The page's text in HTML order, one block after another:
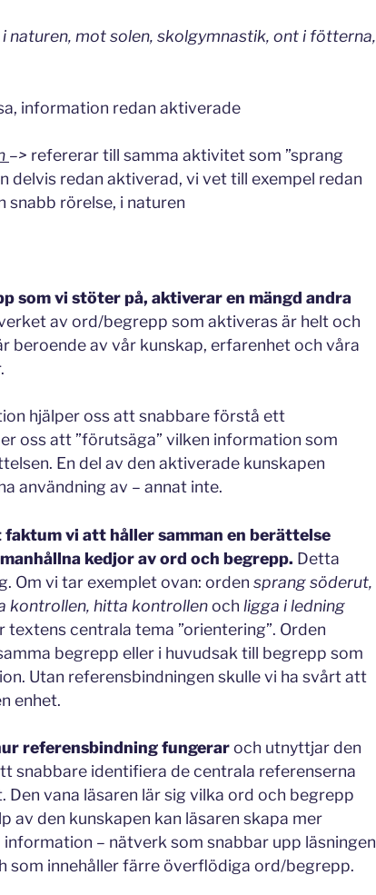
i naturen, mot solen, skolgymnastik, ont i fötterna,
information redan aktiverade
–> refererar till samma aktivitet som ”sprang
delvis redan aktiverad, vi vet till exempel redan
snabb rörelse, i naturen
som vi stöter på, aktiverar en mängd andra
av ord/begrepp som aktiveras är helt och
beroende av vår kunskap, erfarenhet och våra
hjälper oss att snabbare förstå ett
oss att ”förutsäga” vilken information som
En del av den aktiverade kunskapen
användning av – annat inte.
vi att håller samman en berättelse
kedjor av ord och begrepp. Detta
Om vi tar exemplet ovan: orden sprang söderut,
kontrollen, hitta kontrollenoch ligga i ledning
textens centrala tema ”orientering”. Orden
begrepp eller i huvudsak till begrepp som
Utan referensbindningen skulle vi ha svårt att
enhet.
referensbindning fungeraroch utnyttjar den
snabbare identifiera de centrala referenserna
Den vana läsaren lär sig vilka ord och begrepp
av den kunskapen kan läsaren skapa mer
– nätverk som snabbar upp läsningen
som innehåller färre överflödiga ord/begrepp.